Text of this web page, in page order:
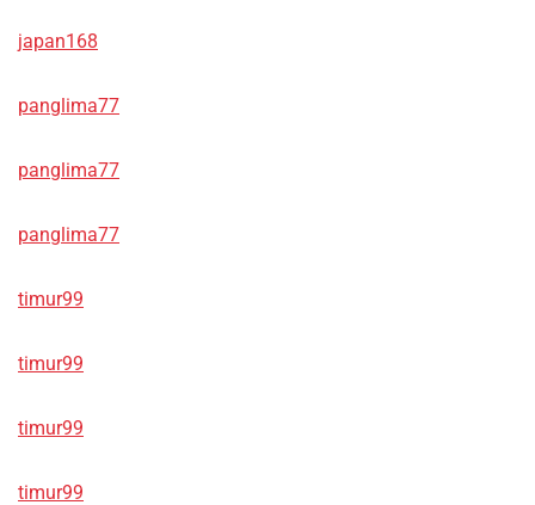
japan168
panglima77
panglima77
panglima77
timur99
timur99
timur99
timur99